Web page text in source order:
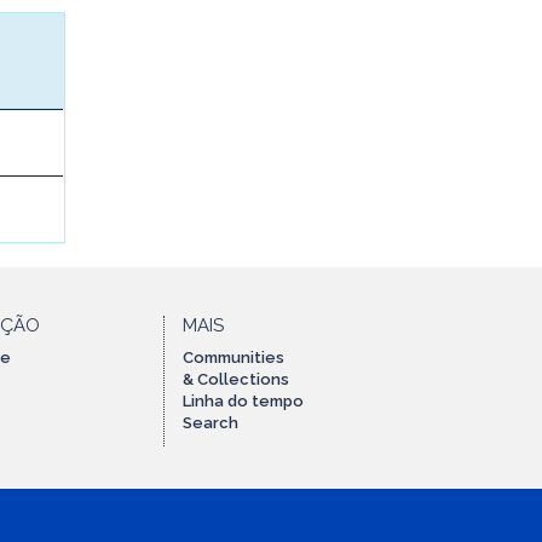
MAIS
Communities
& Collections
Linha do tempo
Search